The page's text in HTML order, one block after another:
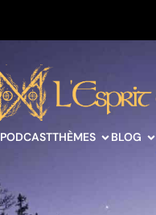
PODCASTTHÈMES BLOG